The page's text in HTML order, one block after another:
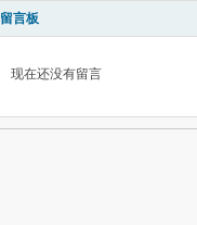
留言板
现在还没有留言